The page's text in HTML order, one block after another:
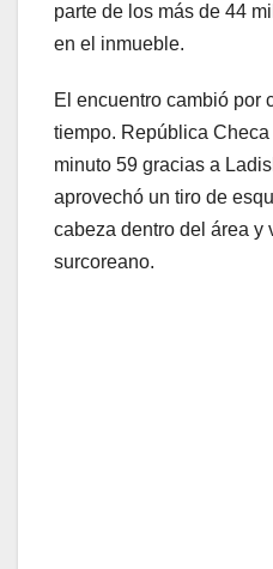
parte de los más de 44
en el inmueble.
El encuentro cambió por
tiempo. República Checa
minuto 59 gracias a
aprovechó un tiro de
cabeza dentro del área y
surcoreano.